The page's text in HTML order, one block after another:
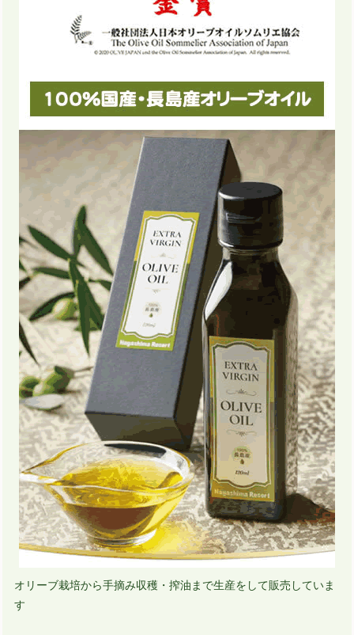
オリーブ栽培から手摘み収穫・搾油まで生産をして販売していま
す